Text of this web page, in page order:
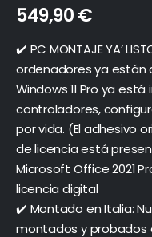
549,90€
✔️ PC MONTAJE YA’
ordenadores ya están
Windows 11 Pro ya
controladores,
por vida. (El adhesivo
de licencia está
Microsoft Office 2021
licencia digital
✔️ Montado en Italia:
montados y probados